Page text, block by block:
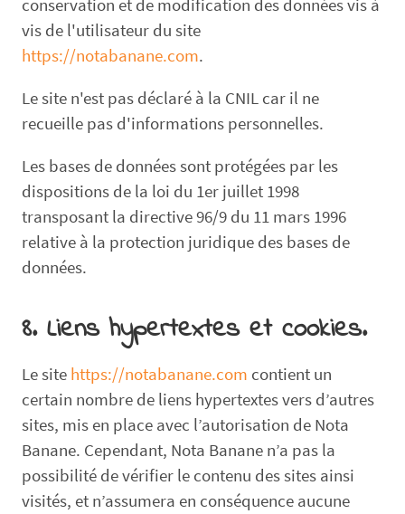
conservation et de modification des données vis à
vis de l'utilisateur du site
https://notabanane.com.
Le site n'est pas déclaré à la CNIL car il ne
recueille pas d'informations personnelles.
Les bases de données sont protégées par les
dispositions de la loi du 1er juillet 1998
transposant la directive 96/9 du 11 mars 1996
relative à la protection juridique des bases de
données.
8. Liens hypertextes et cookies.
Le site https://notabanane.com contient un
certain nombre de liens hypertextes vers d’autres
sites, mis en place avec l’autorisation de Nota
Banane. Cependant, Nota Banane n’a pas la
possibilité de vérifier le contenu des sites ainsi
visités, et n’assumera en conséquence aucune